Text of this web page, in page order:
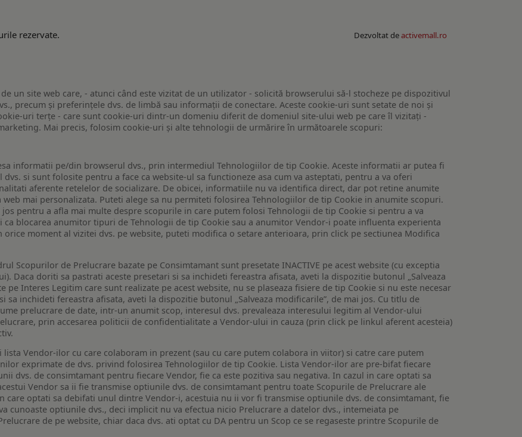
rezervate. Dezvoltat deactivemall.ro
un site web care, - atunci când este vizitat de un utilizator - solicită browserului să-l stocheze pe dispozitivul
precum și preferințele dvs. de limbă sau informații de conectare. Aceste cookie-uri sunt setate de noi și
uri terțe - care sunt cookie-uri dintr-un domeniu diferit de domeniul site-ului web pe care îl vizitați -
Mai precis, folosim cookie-uri și alte tehnologii de urmărire în următoarele scopuri:
informatii pe/din browserul dvs., prin intermediul Tehnologiilor de tip Cookie. Aceste informatii ar putea fi
si sunt folosite pentru a face ca website-ul sa functioneze asa cum va asteptati, pentru a va oferi
aferente retelelor de socializare. De obicei, informatiile nu va identifica direct, dar pot retine anumite
mai personalizata. Puteti alege sa nu permiteti folosirea Tehnologiilor de tip Cookie in anumite scopuri.
pentru a afla mai multe despre scopurile in care putem folosi Tehnologii de tip Cookie si pentru a va
ca blocarea anumitor tipuri de Tehnologii de tip Cookie sau a anumitor Vendor-i poate influenta experienta
moment al vizitei dvs. pe website, puteti modifica o setare anterioara, prin click pe sectiunea Modifica
Scopurilor de Prelucrare bazate pe Consimtamant sunt presetate INACTIVE pe acest website (cu exceptia
Daca doriti sa pastrati aceste presetari si sa inchideti fereastra afisata, aveti la dispozitie butonul „Salveaza
Interes Legitim care sunt realizate pe acest website, nu se plaseaza fisiere de tip Cookie si nu este necesar
sa inchideti fereastra afisata, aveti la dispozitie butonul „Salveaza modificarile”, de mai jos. Cu titlu de
prelucrare de date, intr-un anumit scop, interesul dvs. prevaleaza interesului legitim al Vendor-ului
prin accesarea politicii de confidentialitate a Vendor-ului in cauza (prin click pe linkul aferent acesteia)
Vendor-ilor cu care colaboram in prezent (sau cu care putem colabora in viitor) si catre care putem
exprimate de dvs. privind folosirea Tehnologiilor de tip Cookie. Lista Vendor-ilor are pre-bifat fiecare
dvs. de consimtamant pentru fiecare Vendor, fie ca este pozitiva sau negativa. In cazul in care optati sa
Vendor sa ii fie transmise optiunile dvs. de consimtamant pentru toate Scopurile de Prelucrare ale
care optati sa debifati unul dintre Vendor-i, acestuia nu ii vor fi transmise optiunile dvs. de consimtamant, fie
cunoaste optiunile dvs., deci implicit nu va efectua nicio Prelucrare a datelor dvs., intemeiata pe
de pe website, chiar daca dvs. ati optat cu DA pentru un Scop ce se regaseste printre Scopurile de